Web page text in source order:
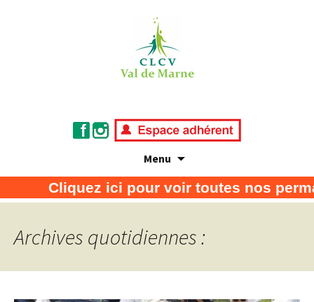
Menu
CLCV Val de Marne
Association de défense des consommateurs
et usagers
Cliquez ici pour voir toutes nos
Archives quotidiennes :